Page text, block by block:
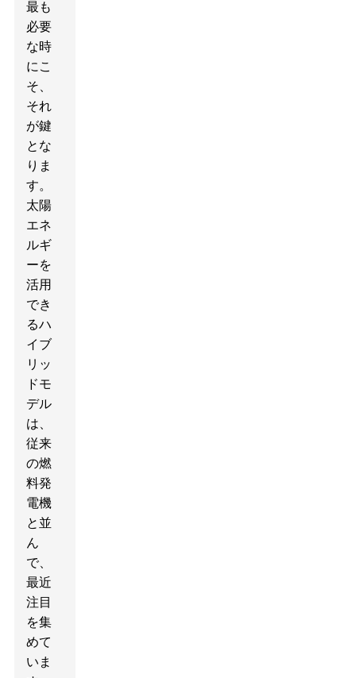
最も
必要
な時
にこ
そ、
それ
が鍵
とな
りま
す。
太陽
エネ
ルギ
ーを
活用
でき
るハ
イブ
リッ
ドモ
デル
は、
従来
の燃
料発
電機
と並
ん
で、
最近
注目
を集
めて
いま